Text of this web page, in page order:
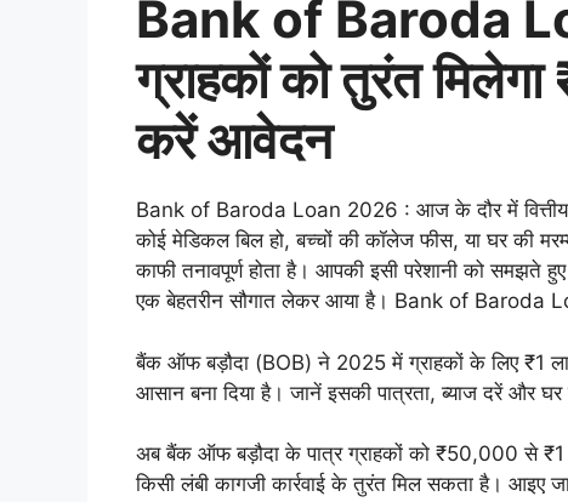
Bank of Baroda
ग्राहकों को तुरंत
करें आवेदन
Bank of Baroda Loan 2026 : आज के दौर में
कोई मेडिकल बिल हो, बच्चों की कॉलेज फीस, या घर की
काफी तनावपूर्ण होता है। आपकी इसी परेशानी को
एक बेहतरीन सौगात लेकर आया है। Bank of Baroda
बैंक ऑफ बड़ौदा (BOB) ने 2025 में ग्राहकों के लिए ₹1
आसान बना दिया है। जानें इसकी पात्रता, ब्याज दरें और
अब बैंक ऑफ बड़ौदा के पात्र ग्राहकों को ₹50,000 से
किसी लंबी कागजी कार्रवाई के तुरंत मिल सकता है।